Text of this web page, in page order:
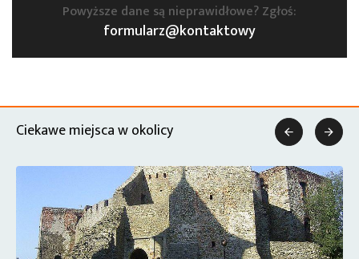
Powyższe dane są nieprawidłowe? Zgłoś:
formularz@kontaktowy
Ciekawe miejsca w okolicy  